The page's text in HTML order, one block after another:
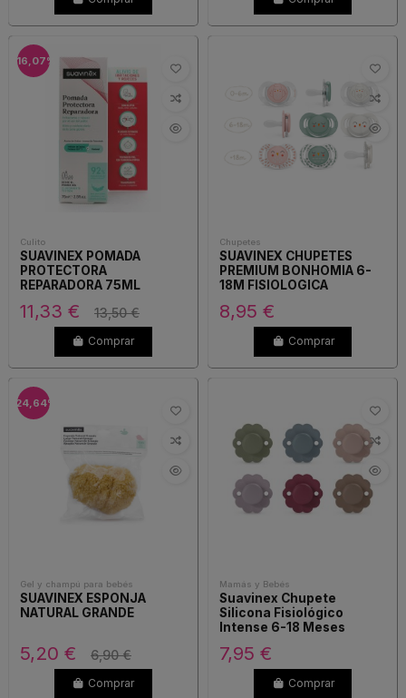
-16,07%
Culito
SUAVINEX POMADA
PROTECTORA
REPARADORA 75ML
11,33 € 13,50 €
Comprar
Chupetes
SUAVINEX CHUPETES
PREMIUM BONHOMIA 6-
18M FISIOLOGICA
8,95 €
Comprar
-24,64%
Gel y champú para bebés
SUAVINEX ESPONJA
NATURAL GRANDE
5,20 € 6,90 €
Comprar
Mamás y Bebés
Suavinex Chupete
Silicona Fisiológico
Intense 6-18 Meses
7,95 €
Comprar